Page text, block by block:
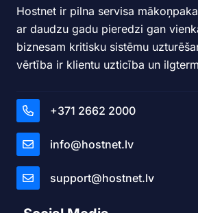
Hostnet ir pilna servisa
ar daudzu gadu pieredzi gan
biznesam kritisku sistēmu
vērtība ir klientu uzticība un
+371 2662 2000
info@hostnet.lv
support@hostnet.lv